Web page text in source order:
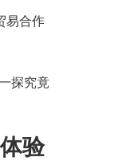
易合作
探究竟
验